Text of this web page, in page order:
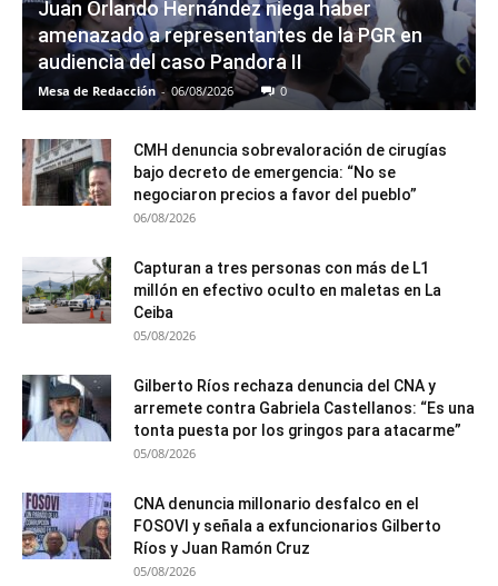
Juan Orlando Hernández niega haber
amenazado a representantes de la PGR en
audiencia del caso Pandora II
Mesa de Redacción - 06/08/2026 0
CMH denuncia sobrevaloración de cirugías
bajo decreto de emergencia: “No se
negociaron precios a favor del pueblo”
06/08/2026
Capturan a tres personas con más de L1
millón en efectivo oculto en maletas en La
Ceiba
05/08/2026
Gilberto Ríos rechaza denuncia del CNA y
arremete contra Gabriela Castellanos: “Es una
tonta puesta por los gringos para atacarme”
05/08/2026
CNA denuncia millonario desfalco en el
FOSOVI y señala a exfuncionarios Gilberto
Ríos y Juan Ramón Cruz
05/08/2026